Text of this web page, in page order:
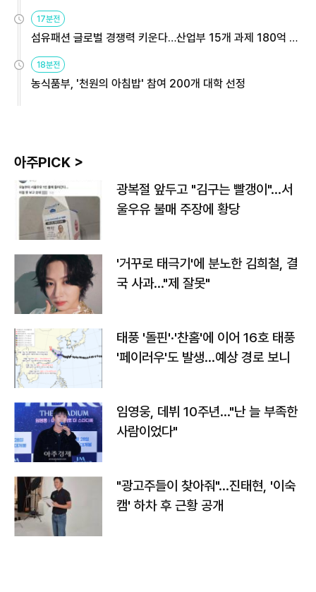
용해야
17분전
섬유패션 글로벌 경쟁력 키운다…산업부 15개 과제 180억 지
원
18분전
농식품부, '천원의 아침밥' 참여 200개 대학 선정
아주PICK >
광복절 앞두고 "김구는 빨갱이"…서
울우유 불매 주장에 황당
'거꾸로 태극기'에 분노한 김희철, 결
국 사과…"제 잘못"
태풍 '돌핀'·'찬홈'에 이어 16호 태풍
'페이러우'도 발생…예상 경로 보니
임영웅, 데뷔 10주년…"난 늘 부족한
사람이었다"
"광고주들이 찾아줘"…진태현, '이숙
캠' 하차 후 근황 공개